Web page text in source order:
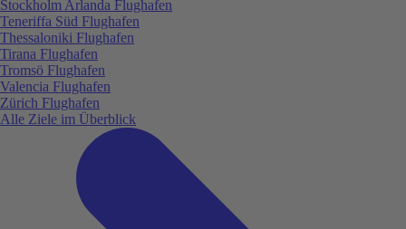
Stockholm Arlanda Flughafen
Teneriffa Süd Flughafen
Thessaloniki Flughafen
Tirana Flughafen
Tromsö Flughafen
Valencia Flughafen
Zürich Flughafen
Alle Ziele im Überblick